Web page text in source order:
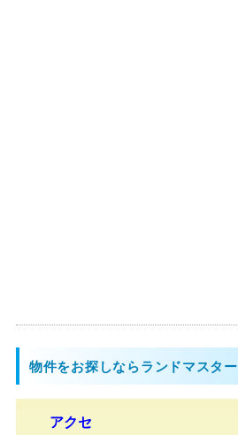
物件をお探しならランドマスター
アクセ